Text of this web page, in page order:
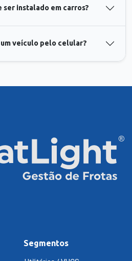
ser instalado em carros?
veículo pelo celular?
Segmentos